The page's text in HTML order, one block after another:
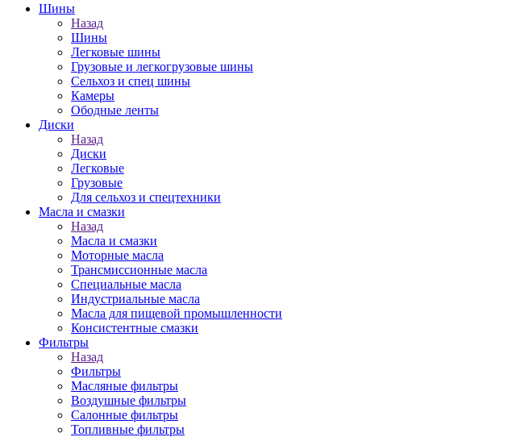
Шины
Назад
Шины
Легковые шины
Грузовые и легкогрузовые шины
Сельхоз и спец шины
Камеры
Ободные ленты
Диски
Назад
Диски
Легковые
Грузовые
Для сельхоз и спецтехники
Масла и смазки
Назад
Масла и смазки
Моторные масла
Трансмиссионные масла
Специальные масла
Индустриальные масла
Масла для пищевой промышленности
Консистентные смазки
Фильтры
Назад
Фильтры
Масляные фильтры
Воздушные фильтры
Салонные фильтры
Топливные фильтры